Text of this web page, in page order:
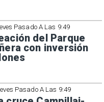
Pasado A Las 9:49
del Parque
con inversión
Pasado A Las 9:49